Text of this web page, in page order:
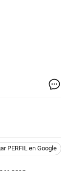
PERFIL en Google